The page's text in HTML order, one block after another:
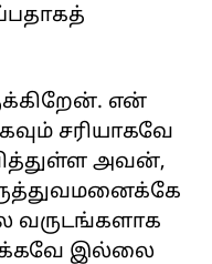
என்
சரியாகவே
அவன்,
வருடங்களாக
இல்லை